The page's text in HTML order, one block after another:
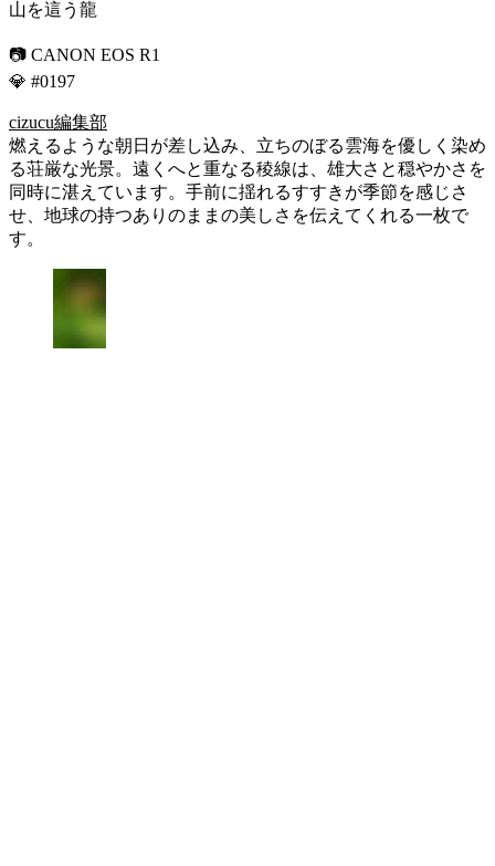
山を這う龍
📷 CANON EOS R1
💎 #0197
cizucu編集部
燃えるような朝日が差し込み、立ちのぼる雲海を優しく染め
る荘厳な光景。遠くへと重なる稜線は、雄大さと穏やかさを
同時に湛えています。手前に揺れるすすきが季節を感じさ
せ、地球の持つありのままの美しさを伝えてくれる一枚で
す。